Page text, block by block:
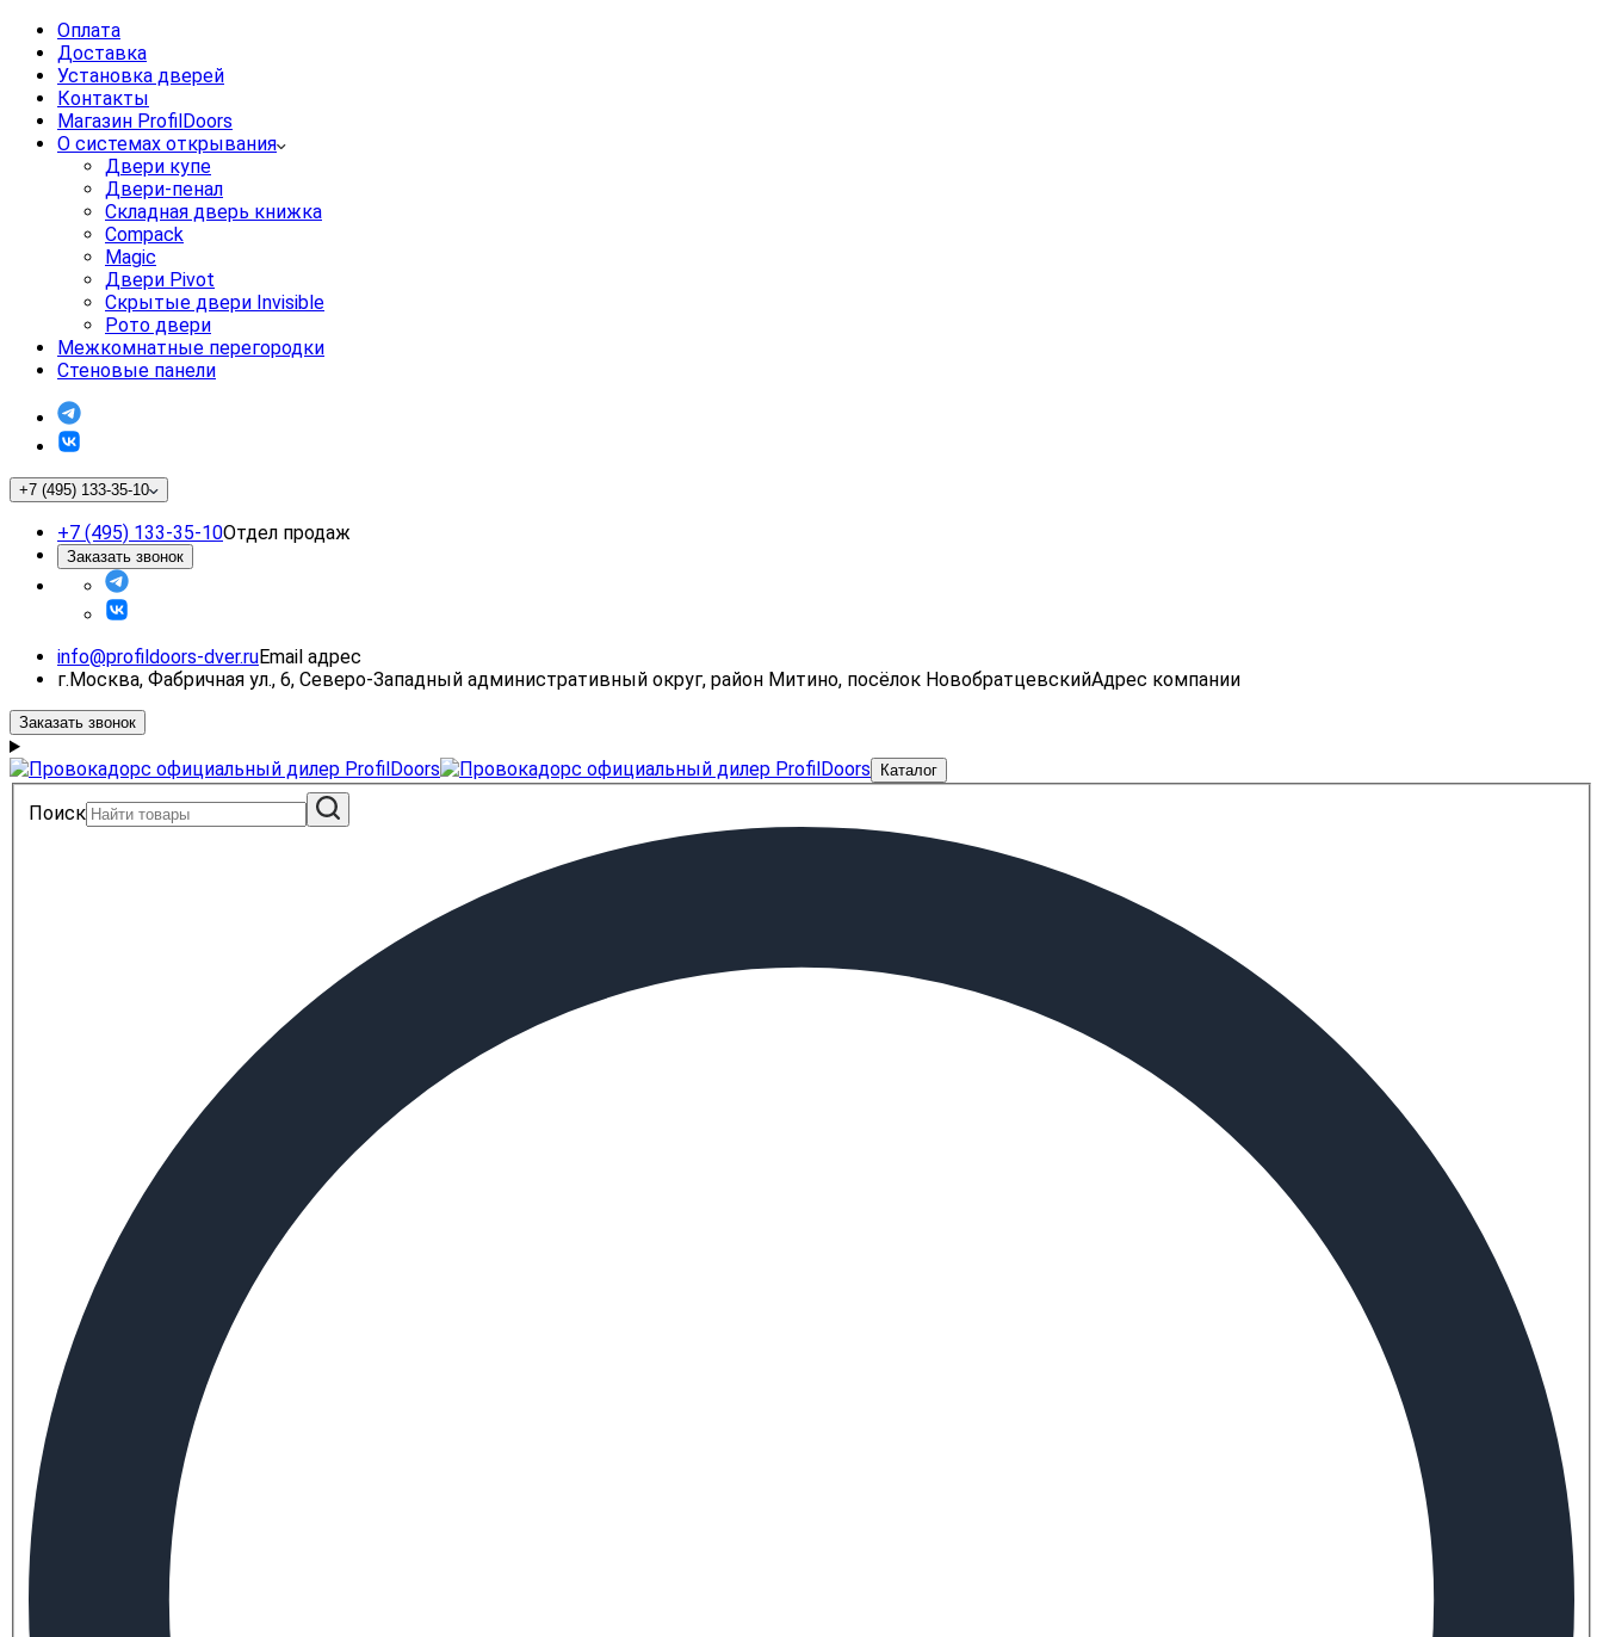
Оплата
Доставка
Установка дверей
Контакты
Магазин ProfilDoors
О системах открывания
Двери купе
Двери-пенал
Складная дверь книжка
Compack
Magic
Двери Pivot
Скрытые двери Invisible
Рото двери
Межкомнатные перегородки
Стеновые панели
+7 (495) 133-35-10
+7 (495) 133-35-10Отдел продаж
Заказать звонок
info@profildoors-dver.ruEmail адрес
г.Москва, Фабричная ул., 6, Северо-Западный административный округ, район Митино, посёлок НовобратцевскийАдрес компании
Заказать звонок
Каталог
Поиск